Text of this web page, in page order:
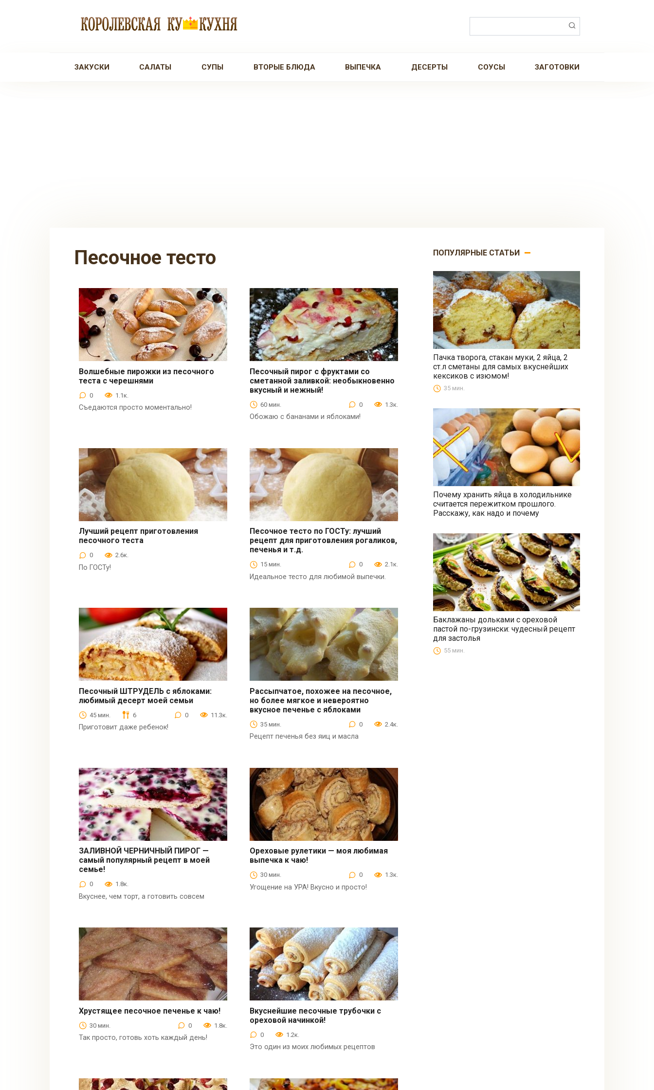
ЗАКУСКИ САЛАТЫ СУПЫ ВТОРЫЕ БЛЮДА ВЫПЕЧКА ДЕСЕРТЫ СОУСЫ ЗАГОТОВКИ
песочное тесто
Выпечка
Волшебные пирожки из песочного
теста с черешнями
0 1.1к.
Съедаются просто моментально!
Выпечка
Песочный пирог с фруктами со
сметанной заливкой: необыкновенно
вкусный и нежный!
60 мин. 0 1.3к.
Обожаю с бананами и яблоками!
Выпечка
Лучший рецепт приготовления
песочного теста
0 2.6к.
По ГОСТу!
Выпечка
Песочное тесто по ГОСТу: лучший
рецепт для приготовления рогаликов,
печенья и т.д.
15 мин. 0 2.1к.
Идеальное тесто для любимой выпечки.
Выпечка
Песочный ШТРУДЕЛЬ с яблоками:
любимый десерт моей семьи
45 мин. 6 0 11.3к.
Приготовит даже ребенок!
Выпечка
Рассыпчатое, похожее на песочное,
но более мягкое и невероятно
вкусное печенье с яблоками
35 мин. 0 2.4к.
Рецепт печенья без яиц и масла
Выпечка
ЗАЛИВНОЙ ЧЕРНИЧНЫЙ ПИРОГ —
самый популярный рецепт в моей
семье!
0 1.8к.
Вкуснее, чем торт, а готовить совсем
Выпечка
Ореховые рулетики — моя любимая
выпечка к чаю!
30 мин. 0 1.3к.
Угощение на УРА! Вкусно и просто!
Хрустящее песочное печенье к чаю!
30 мин. 0 1.8к.
Так просто, готовь хоть каждый день!
Выпечка
Вкуснейшие песочные трубочки с
ореховой начинкой!
0 1.2к.
Это один из моих любимых рецептов
ПОПУЛЯРНЫЕ СТАТЬИ
Выпечка
Пачка творога, стакан муки, 2 яйца, 2
ст.л сметаны для самых вкуснейших
кексиков с изюмом!
35 мин.
Все
Почему хранить яйца в холодильнике
считается пережитком прошлого.
Расскажу, как надо и почему
Закуски
Баклажаны дольками с ореховой
пастой по-грузински: чудесный рецепт
для застолья
55 мин.